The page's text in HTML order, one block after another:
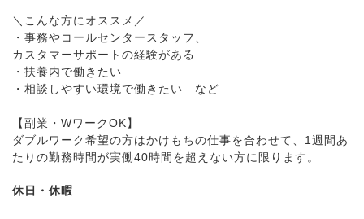
＼こんな方にオススメ／
・事務やコールセンタースタッフ、
カスタマーサポートの経験がある
・扶養内で働きたい
・相談しやすい環境で働きたい など
【副業・WワークOK】
ダブルワーク希望の方はかけもちの仕事を合わせて、1週間あ
たりの勤務時間が実働40時間を超えない方に限ります。
休日・休暇